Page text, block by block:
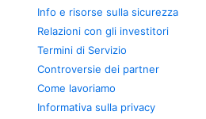
Info e risorse sulla sicurezza
Relazioni con gli investitori
Termini di Servizio
Controversie dei partner
Come lavoriamo
Informativa sulla privacy